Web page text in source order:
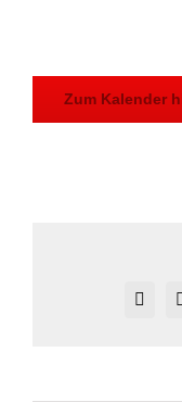
Zum Kalender